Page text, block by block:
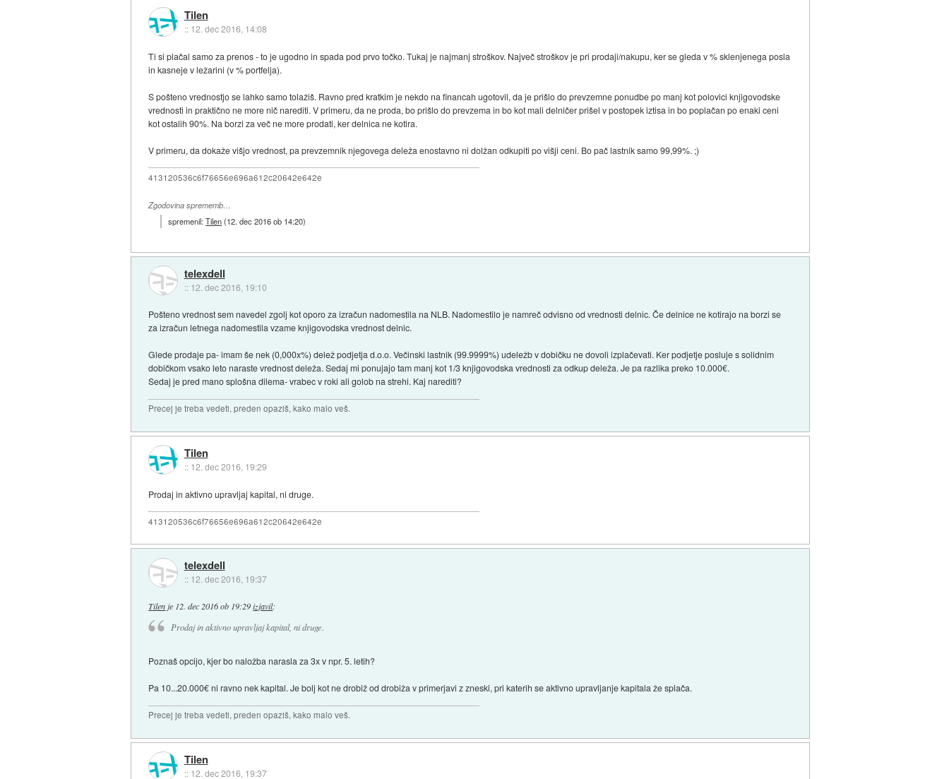
Tilen
:: 12. dec 2016, 14:08
Ti si plačal samo za prenos - to je ugodno in spada pod prvo točko. Tukaj je najmanj stroškov. Največ stroškov je pri prodaji/nakupu, ker se gleda v % sklenjenega posla
in kasneje v ležarini (v % portfelja).
S pošteno vrednostjo se lahko samo tolažiš. Ravno pred kratkim je nekdo na financah ugotovil, da je prišlo do prevzemne ponudbe po manj kot polovici knjigovodske
vrednosti in praktično ne more nič narediti. V primeru, da ne proda, bo prišlo do prevzema in bo kot mali delničer prišel v postopek iztisa in bo poplačan po enaki ceni
kot ostalih 90%. Na borzi za več ne more prodati, ker delnica ne kotira.
V primeru, da dokaže višjo vrednost, pa prevzemnik njegovega deleža enostavno ni dolžan odkupiti po višji ceni. Bo pač lastnik samo 99,99%. ;)
413120536c6f76656e696a612c20642e642e
Zgodovina sprememb…
spremenil:Tilen(12. dec 2016 ob 14:20)
telexdell
:: 12. dec 2016, 19:10
Pošteno vrednost sem navedel zgolj kot oporo za izračun nadomestila na NLB. Nadomestilo je namreč odvisno od vrednosti delnic. Če delnice ne kotirajo na borzi se
za izračun letnega nadomestila vzame knjigovodska vrednost delnic.
Glede prodaje pa- imam še nek (0,000x%) delež podjetja d.o.o. Večinski lastnik (99.9999%) udeležb v dobičku ne dovoli izplačevati. Ker podjetje posluje s solidnim
dobičkom vsako leto naraste vrednost deleža. Sedaj mi ponujajo tam manj kot 1/3 knjigovodska vrednosti za odkup deleža. Je pa razlika preko 10.000€.
Sedaj je pred mano splošna dilema- vrabec v roki ali golob na strehi. Kaj narediti?
Precej je treba vedeti, preden opaziš, kako malo veš.
Tilen
:: 12. dec 2016, 19:29
Prodaj in aktivno upravljaj kapital, ni druge.
413120536c6f76656e696a612c20642e642e
telexdell
:: 12. dec 2016, 19:37
Tilen je 12. dec 2016 ob 19:29 izjavil:
Prodaj in aktivno upravljaj kapital, ni druge.
Poznaš opcijo, kjer bo naložba narasla za 3x v npr. 5. letih?
Pa 10...20.000€ ni ravno nek kapital. Je bolj kot ne drobiž od drobiža v primerjavi z zneski, pri katerih se aktivno upravljanje kapitala že splača.
Precej je treba vedeti, preden opaziš, kako malo veš.
Tilen
:: 12. dec 2016, 19:37